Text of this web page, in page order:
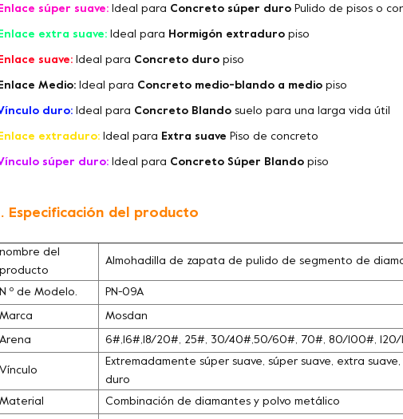
súper suave: Ideal para Concreto súper duro Pulido de pisos o
extra suave: Ideal para Hormigón extraduro piso
suave: Ideal para Concreto duro piso
Medio: Ideal para Concreto medio-blando a medio piso
duro: Ideal para Concreto Blando suelo para una larga vida útil
extraduro: Ideal para Extra suave Piso de concreto
súper duro: Ideal para Concreto Súper Blando piso
Especificación del producto
nombre del
producto
Almohadilla de zapata de pulido de segmento de
N º de Modelo. PN-09A
Marca Mosdan
Arena 6#,16#,18/20#, 25#, 30/40#,50/60#, 70#, 80/100#,
Vínculo
Extremadamente súper suave, súper suave, extra
duro
Material Combinación de diamantes y polvo metálico